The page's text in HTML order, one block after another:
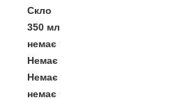
Скло
350 мл
немає
Немає
Немає
немає